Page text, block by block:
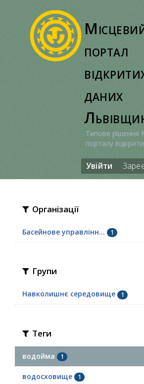
портал
даних
Типове рішення
порталу
Увійти
Організації
Басейнове управлінн... 1
Групи
Навколишнє середовище 1
Теги
водойма 1
водосховище 1